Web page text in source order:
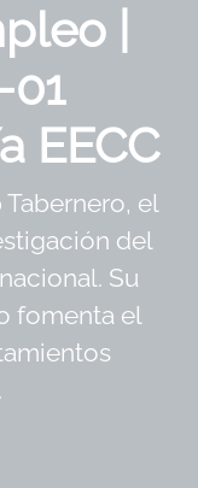
|
01
EECC
el
del
Su
fomenta el